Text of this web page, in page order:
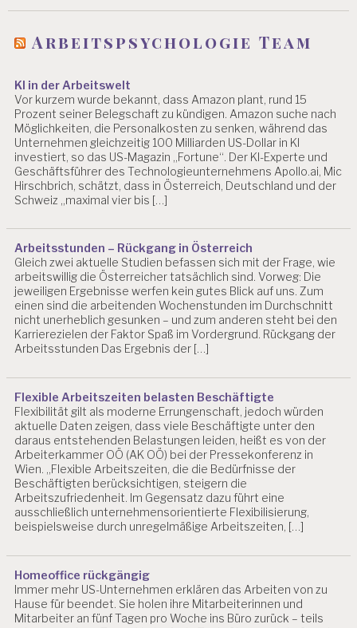
Arbeitspsychologie Team
KI in der Arbeitswelt
Vor kurzem wurde bekannt, dass Amazon plant, rund 15
Prozent seiner Belegschaft zu kündigen. Amazon suche nach
Möglichkeiten, die Personalkosten zu senken, während das
Unternehmen gleichzeitig 100 Milliarden US-Dollar in KI
investiert, so das US-Magazin „Fortune“. Der KI-Experte und
Geschäftsführer des Technologieunternehmens Apollo.ai, Mic
Hirschbrich, schätzt, dass in Österreich, Deutschland und der
Schweiz „maximal vier bis […]
Arbeitsstunden – Rückgang in Österreich
Gleich zwei aktuelle Studien befassen sich mit der Frage, wie
arbeitswillig die Österreicher tatsächlich sind. Vorweg: Die
jeweiligen Ergebnisse werfen kein gutes Blick auf uns. Zum
einen sind die arbeitenden Wochenstunden im Durchschnitt
nicht unerheblich gesunken – und zum anderen steht bei den
Karrierezielen der Faktor Spaß im Vordergrund. Rückgang der
Arbeitsstunden Das Ergebnis der […]
Flexible Arbeitszeiten belasten Beschäftigte
Flexibilität gilt als moderne Errungenschaft, jedoch würden
aktuelle Daten zeigen, dass viele Beschäftigte unter den
daraus entstehenden Belastungen leiden, heißt es von der
Arbeiterkammer OÖ (AK OÖ) bei der Pressekonferenz in
Wien. „Flexible Arbeitszeiten, die die Bedürfnisse der
Beschäftigten berücksichtigen, steigern die
Arbeitszufriedenheit. Im Gegensatz dazu führt eine
ausschließlich unternehmensorientierte Flexibilisierung,
beispielsweise durch unregelmäßige Arbeitszeiten, […]
Homeoffice rückgängig
Immer mehr US-Unternehmen erklären das Arbeiten von zu
Hause für beendet. Sie holen ihre Mitarbeiterinnen und
Mitarbeiter an fünf Tagen pro Woche ins Büro zurück – teils